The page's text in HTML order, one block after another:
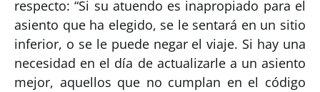
respecto: “Si su atuendo es inapropiado para el
asiento que ha elegido, se le sentará en un sitio
inferior, o se le puede negar el viaje. Si hay una
necesidad en el día de actualizarle a un asiento
mejor, aquellos que no cumplan en el código